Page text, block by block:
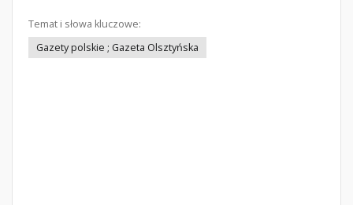
Temat i słowa kluczowe:
Gazety polskie ; Gazeta Olsztyńska